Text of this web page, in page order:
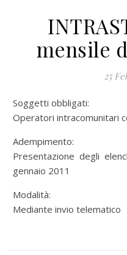
mensile
25
Soggetti obbligati:
Operatori intracomunitari
Adempimento:
Presentazione degli
gennaio 2011
Modalità:
Mediante invio telematico